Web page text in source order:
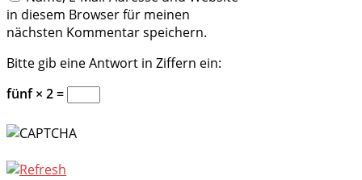
in diesem Browser für meinen
nächsten Kommentar speichern.
Bitte gib eine Antwort in Ziffern ein:
fünf × 2 =